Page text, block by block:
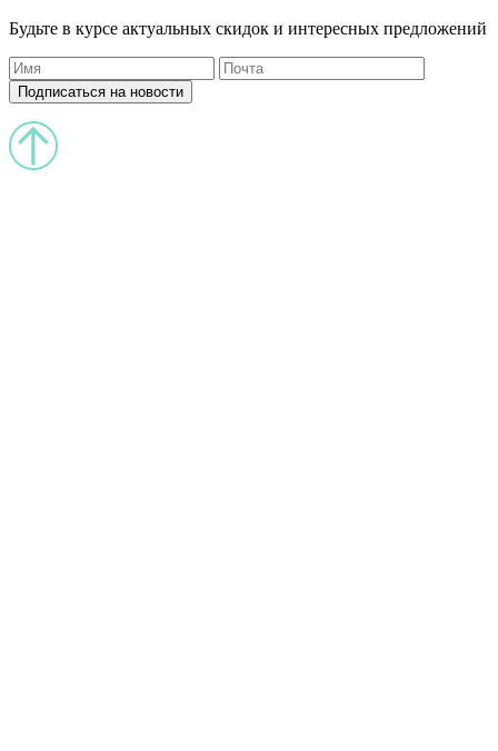
Будьте в курсе актуальных скидок и интересных предложений
Подписаться на новости